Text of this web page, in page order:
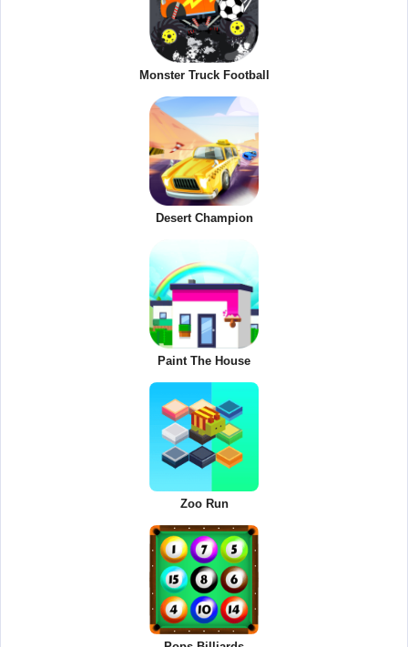
Monster Truck Football
Desert Champion
Paint The House
Zoo Run